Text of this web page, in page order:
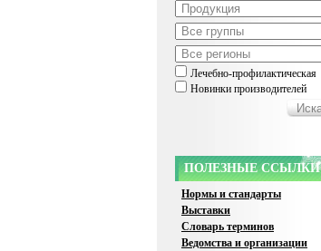
Лечебно-профилактическая
Новинки производителей
ПОЛЕЗНЫЕ ССЫЛКИ
Нормы и стандарты
Выставки
Словарь терминов
Ведомства и организации